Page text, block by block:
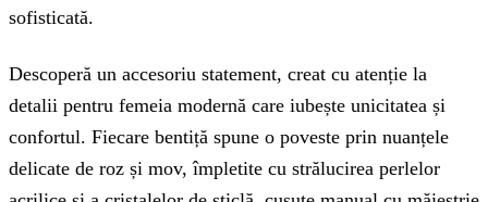
sofisticată.
Descoperă un accesoriu statement, creat cu atenție la
detalii pentru femeia modernă care iubește unicitatea și
confortul. Fiecare bentiță spune o poveste prin nuanțele
delicate de roz și mov, împletite cu strălucirea perlelor